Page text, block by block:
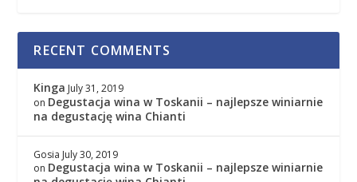
RECENT COMMENTS
Kinga July 31, 2019
on Degustacja wina w Toskanii – najlepsze winiarnie
na degustację wina Chianti
Gosia July 30, 2019
on Degustacja wina w Toskanii – najlepsze winiarnie